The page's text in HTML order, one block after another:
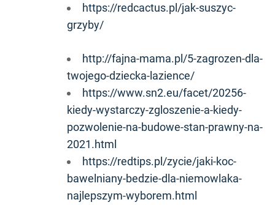
https://redcactus.pl/jak-suszyc-
grzyby/
http://fajna-mama.pl/5-zagrozen-dla-
twojego-dziecka-lazience/
https://www.sn2.eu/facet/20256-
kiedy-wystarczy-zgloszenie-a-kiedy-
pozwolenie-na-budowe-stan-prawny-na-
2021.html
https://redtips.pl/zycie/jaki-koc-
bawelniany-bedzie-dla-niemowlaka-
najlepszym-wyborem.html